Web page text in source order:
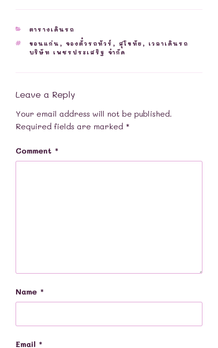
CATEGORIES
ตารางเดินรถ
TAGS
ขอนแก่น , จองตั๋วรถทัวร์ , สุโขทัย , เวลาเดินรถ
บริษัท เพชรประเสริฐ จำกัด
Leave a Reply
Your email address will not be published.
Required fields are marked *
Comment *
Name *
Email *